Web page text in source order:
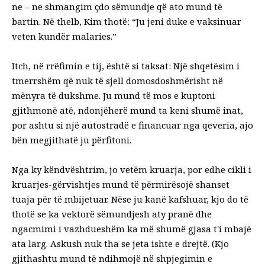
ne – ne shmangim çdo sëmundje që ato mund të
bartin. Në thelb, Kim thotë: “Ju jeni duke e vaksinuar
veten kundër malaries.”
Itch, në rrëfimin e tij, është si taksat: Një shqetësim i
tmerrshëm që nuk të sjell domosdoshmërisht në
mënyra të dukshme. Ju mund të mos e kuptoni
gjithmonë atë, ndonjëherë mund ta keni shumë inat,
por ashtu si një autostradë e financuar nga qeveria, ajo
bën megjithatë ju përfitoni.
Nga ky këndvështrim, jo ​​vetëm kruarja, por edhe cikli i
kruarjes-gërvishtjes mund të përmirësojë shanset
tuaja për të mbijetuar. Nëse ju kanë kafshuar, kjo do të
thotë se ka vektorë sëmundjesh aty pranë dhe
ngacmimi i vazhdueshëm ka më shumë gjasa t'i mbajë
ata larg. Askush nuk tha se jeta ishte e drejtë. (Kjo
gjithashtu mund të ndihmojë në shpjegimin e